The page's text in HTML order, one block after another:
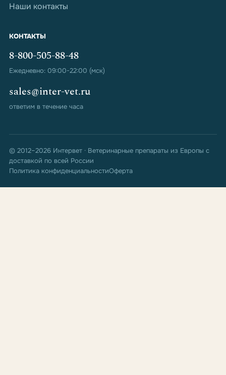
Наши контакты
КОНТАКТЫ
8-800-505-88-48
Ежедневно: 09:00-22:00 (мск)
sales@inter-vet.ru
ответим в течение часа
© 2012–2026 Интервет · Ветеринарные препараты из Европы с
доставкой по всей России
Политика конфиденциальностиОферта